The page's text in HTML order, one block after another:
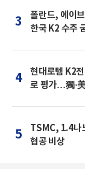
3
폴란드, 에이
한국 K2 수주
4
현대로템 K2
로 평가…獨·
5
TSMC, 1.4나
협공 비상